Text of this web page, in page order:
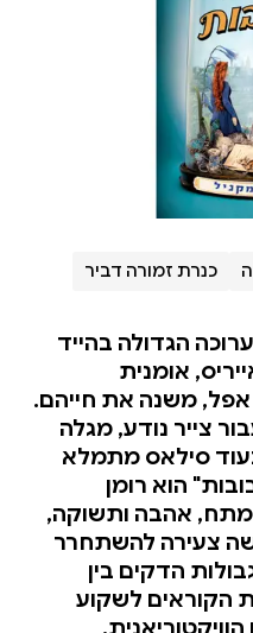
כנרת זמורה דביר
בצל התערוכה הגדולה בהייד
אומנית
משנה את חייהם.
צייר נודע, מגלה
סילאס מתמלא
הוא רומן
מתח, אהבה ותשוקה,
צעירה להשתחרר
הדקים בין
הקוראים לשקוע